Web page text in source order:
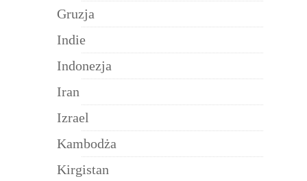
Gruzja
Indie
Indonezja
Iran
Izrael
Kambodża
Kirgistan